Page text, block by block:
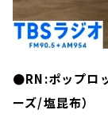
●RN:ポップロ
ーズ/塩昆布）